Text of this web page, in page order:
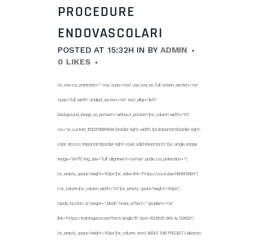
PROCEDURE
ENDOVASCOLARI
POSTED AT 15:32H IN BY ADMIN
0 LIKES
[vc_row css_animation="" row_type="row" use_row_as_full_screen_section="no"
type="full_width" angled_section="no" text_align="left"
background_image_as_pattern="without_pattern"][vc_column width="1/2"
css=".vc_custom_1530701889484{border-right-width: 1px !important;border-right-
color: #cccccc !important;border-right-style: solid !important;}"][vc_single_image
image="24775" img_size="full" alignment="center" qode_css_animation=""]
[vc_empty_space height="40px"][vc_video link="https://youtu.be/HRitkF0NiXY"]
[/vc_column][vc_column width="1/2"][vc_empty_space height="40px"]
[qode_button_v2 target="_blank" hover_effect="" gradient="no"
link="https://trainingecm.com/front/single/15" text="ISCRIVITI ORA AL CORSO"]
[vc_empty_space height="40px"][vc_column_text] ABOUT THIS PROJECT L’elevato